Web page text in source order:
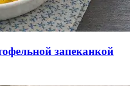
запеканкой